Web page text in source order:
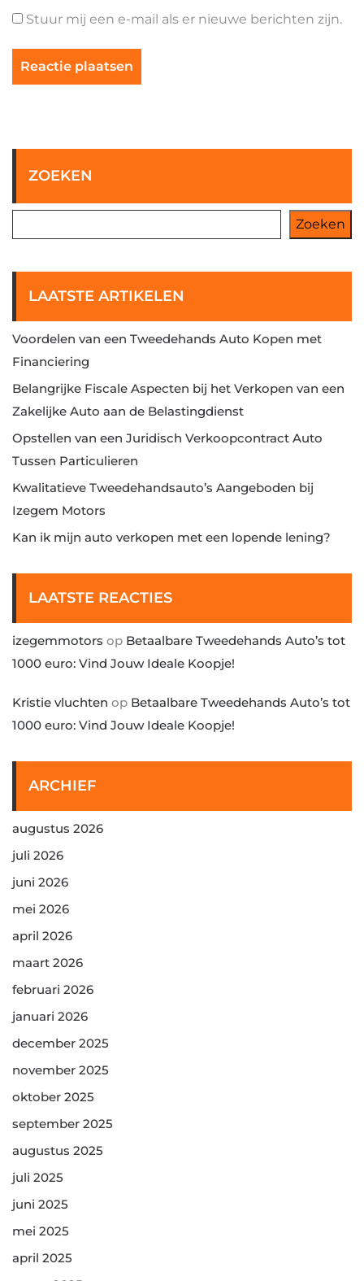
Stuur mij een e-mail als er nieuwe berichten zijn.
ZOEKEN
Zoeken
LAATSTE ARTIKELEN
Voordelen van een Tweedehands Auto Kopen met
Financiering
Belangrijke Fiscale Aspecten bij het Verkopen van een
Zakelijke Auto aan de Belastingdienst
Opstellen van een Juridisch Verkoopcontract Auto
Tussen Particulieren
Kwalitatieve Tweedehandsauto’s Aangeboden bij
Izegem Motors
Kan ik mijn auto verkopen met een lopende lening?
LAATSTE REACTIES
izegemmotors op Betaalbare Tweedehands Auto’s tot
1000 euro: Vind Jouw Ideale Koopje!
Kristie vluchten op Betaalbare Tweedehands Auto’s tot
1000 euro: Vind Jouw Ideale Koopje!
ARCHIEF
augustus 2026
juli 2026
juni 2026
mei 2026
april 2026
maart 2026
februari 2026
januari 2026
december 2025
november 2025
oktober 2025
september 2025
augustus 2025
juli 2025
juni 2025
mei 2025
april 2025